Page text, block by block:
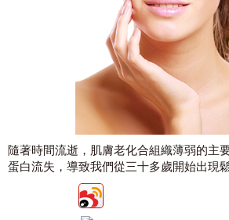
隨著時間流逝，肌膚老化合組織薄弱的主
蛋白流失，導致我們從三十多歲開始出現